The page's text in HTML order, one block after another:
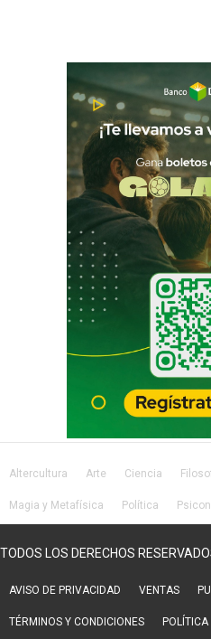
Altercultura Arte Ciencia
Magia y Metafísica Política
TODOS LOS DERECHOS
AVISO DE PRIVACIDAD VENTAS
TÉRMINOS Y CONDICIONES POLÍTICA